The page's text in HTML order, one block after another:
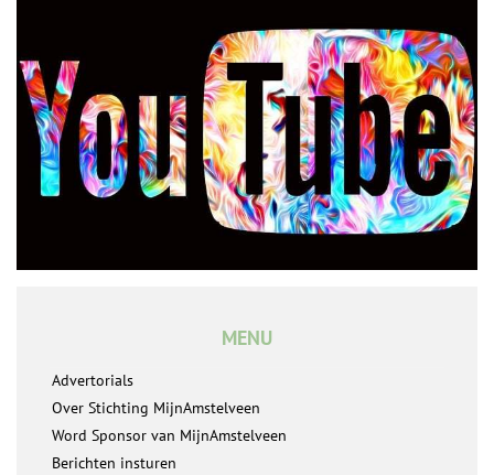
MENU
Advertorials
Over Stichting MijnAmstelveen
Word Sponsor van MijnAmstelveen
Berichten insturen